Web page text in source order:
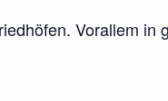
Vorallem